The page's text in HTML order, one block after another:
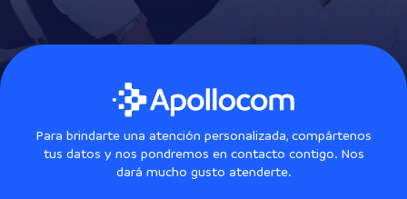
Para brindarte una atención personalizada, compártenos
tus datos y nos pondremos en contacto contigo. Nos
dará mucho gusto atenderte.